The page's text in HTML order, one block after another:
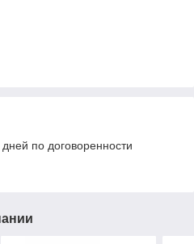
по договоренности